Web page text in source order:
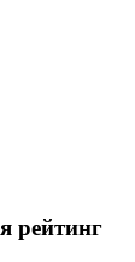
рейтинг